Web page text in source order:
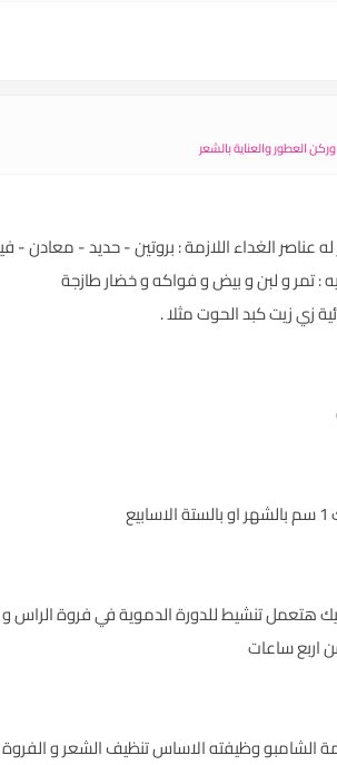
العطور والعناية بالشعر
عناصر الغداء اللازمة : بروتين - حديد -
: تمر و لبن و بيض و فواكه و خضار طازجة
زي زيت كبد الحوت مثلا .
هتعمل تنشيط للدورة الدموية في فروة
اربع ساعات
الشامبو وظيفته الاساس تنظيف الشعر و